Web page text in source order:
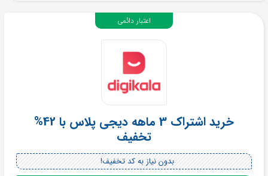
خرید اشتراک 3 ماهه دیجی پلاس با 42%
تخفیف
بدون نیاز به کد تخفیف!
اعتبار دائمی